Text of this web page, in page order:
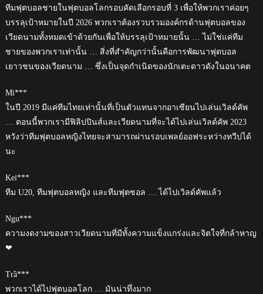
ทีมฟุตบอลชายในฟุตบอลโลกรอบคัดเลือกรอบที่ 3 เพื่อให้พวกเราค่อยๆ
บรรลุเป้าหมายในปี 2026 พวกเราต้องรวบรวมองค์กรด้านฟุตบอลของ
เวียดนามทั้งหมดเข้าด้วยกันเพื่อให้บรรลุเป้าหมายนั้น … ไม่ใช่แค่ทีม
ชายของพวกเราเท่านั้น … สิ่งที่สำคัญกว่านั้นคือการพัฒนาฟุตบอล
เยาวชนของเวียดนาม … ซึ่งเป็นจุดกำเนิดของนักเตะดาวดังในอนาคต
Mi***
ในปี 2019 มีแค่ทีมไทยเท่านั้นที่เป็นตัวแทนจากอาเซียนไปเล่นเวิลด์คัพ
… ตอนนี้พวกเรามีฟิลิปปินส์และเวียดนามที่จะได้ไปเล่นเวิลด์คัพ 2023
หวังว่าทีมฟุตบอลหญิงไทยจะสามารถผ่านรอบเพลย์ออฟระหว่างทวีปได้
นะ
Kei***
ทีม U20, ทีมฟุตบอลหญิง และทีมฟุตซอล … ได้ไปเวิลด์คัพแล้ว
Ngu***
ความงดงามของสาวเวียดนามที่มีทั้งความแข็งแกร่งและจิตใจที่กล้าหาญ
❤
Trầ***
พวกเราได้ไปฟุตบอลโลก … มันน่าทึ่งมาก